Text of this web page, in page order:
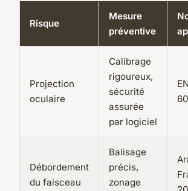
Risque
Mesure
préventive
Projection
oculaire
Calibrage
rigoureux,
sécurité
assurée
par logiciel
Débordement
du faisceau
Balisage
précis,
zonage